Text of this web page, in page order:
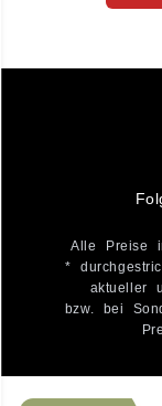
Alle Preise
*
aktueller
bzw. bei